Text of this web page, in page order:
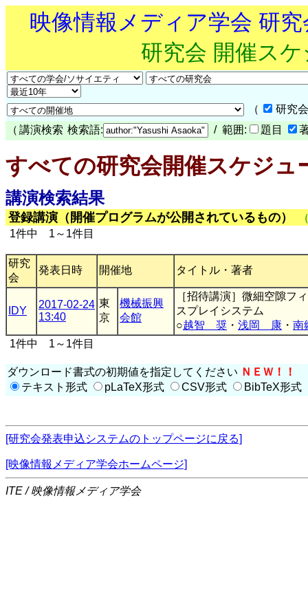
映像情報メディア学会 研
研究会 開催ス
（
研究
（ 講演検索 検索語: / 範囲: 題目
すべての研究会開催スケジュ
講演検索結果
登録講演（開催プログラムが公開されているもの）
1件中 1～1件目
研究
会
発表日時 開催地 タイトル・著者
IDY
2017-02-24
13:40
東
京
機械振興
会館
［招待講演］微細空隙フ
スプレイシステム
○越智 奨 ・ 浅岡 康 ・ 南
1件中 1～1件目
ダウンロード書式の初期値を指定してください ＮＥＷ！！
テキスト形式
pLaTeX形式 CSV形式 BibTeX形式
[研究会発表申込システムのトップページに戻る]
[映像情報メディア学会ホームページ]
ITE / 映像情報メディア学会